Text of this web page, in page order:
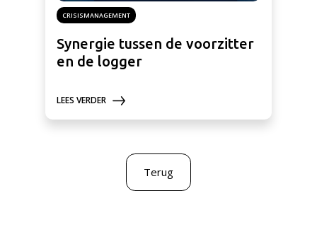
CRISISMANAGEMENT
Synergie tussen de voorzitter
en de logger
LEES VERDER
Terug